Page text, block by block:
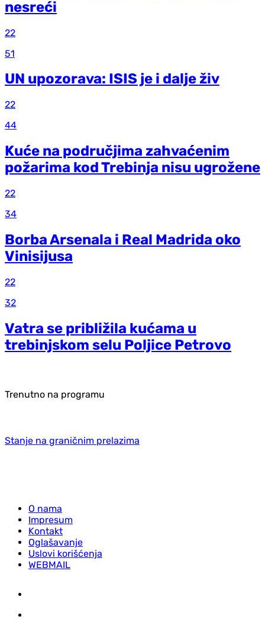
nesreći
22
51
UN upozorava: ISIS je i dalje živ
22
44
Kuće na područjima zahvaćenim
požarima kod Trebinja nisu ugrožene
22
34
Borba Arsenala i Real Madrida oko
Vinisijusa
22
32
Vatra se približila kućama u
trebinjskom selu Poljice Petrovo
Trenutno na programu
Stanje na graničnim prelazima
O nama
Impresum
Kontakt
Oglašavanje
Uslovi korišćenja
WEBMAIL